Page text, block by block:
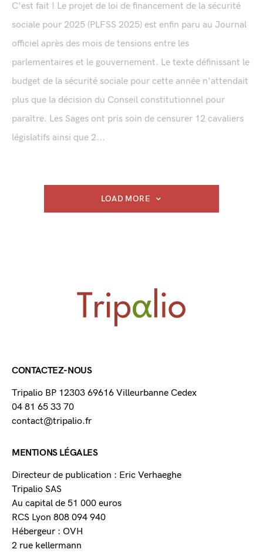
C'est fait ! Le projet de loi de financement de la sécurité
sociale pour 2025 (PLFSS 2025) est enfin paru au Journal
officiel après des mois de tensions entre les
parlementaires et le gouvernement. Le texte définissant le
budget de la sécurité sociale pour cette année n'attendait
plus que la décision du Conseil constitutionnel pour
paraître. Les Sages ont pris soin de censurer 12 cavaliers
législatifs ainsi que 2...
LOAD MORE
CONTACTEZ-NOUS
Tripalio BP 12303 69616 Villeurbanne Cedex
04 81 65 33 70
contact@tripalio.fr
MENTIONS LÉGALES
Directeur de publication : Eric Verhaeghe
Tripalio SAS
Au capital de 51 000 euros
RCS Lyon 808 094 940
Hébergeur : OVH
2 rue kellermann